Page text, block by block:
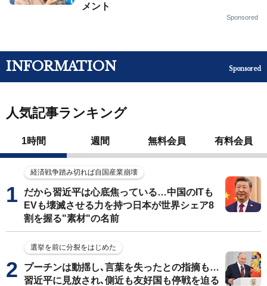
メント
Sponsored
INFORMATION Sponsored
人気記事ランキング
1時間 週間 無料会員 有料会員
経済戦争踏み切れば自国産業崩壊
だから習近平は心底焦っている…中国のITも
EVも壊滅させる力を持つ日本が世界シェア8
割を握る"素材"の名前
選挙を前に分裂をはじめた
プーチンは動揺し､言葉を失ったとの指摘も…
習近平に見放され､側近も友好国も停戦を迫る